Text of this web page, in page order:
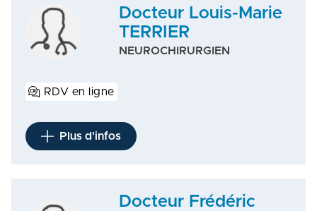
Docteur Louis-Marie
TERRIER
NEUROCHIRURGIEN
RDV en ligne
Plus d'infos
Docteur Frédéric